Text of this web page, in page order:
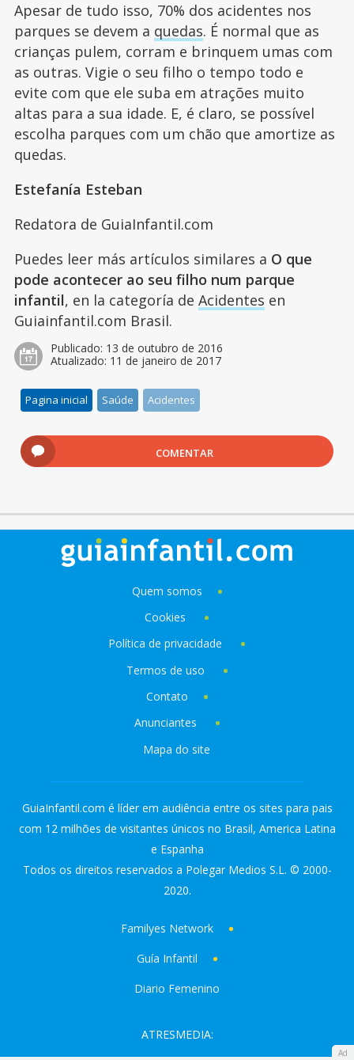
Apesar de tudo isso, 70% dos acidentes nos
parques se devem a quedas. É normal que as
crianças pulem, corram e brinquem umas com
as outras. Vigie o seu filho o tempo todo e
evite com que ele suba em atrações muito
altas para a sua idade. E, é claro, se possível
escolha parques com um chão que amortize as
quedas.
Estefanía Esteban
Redatora de GuiaInfantil.com
Puedes leer más artículos similares a O que
pode acontecer ao seu filho num parque
infantil, en la categoría de Acidentes en
Guiainfantil.com Brasil.
Publicado: 13 de outubro de 2016
Atualizado: 11 de janeiro de 2017
Pagina inicial Saúde Acidentes
COMENTAR
Ad
Quem somos
Cookies
Política de privacidade
Termos de uso
Contato
Anunciantes
Mapa do site
GuiaInfantil.com é líder em audiência entre os sites para pais
com 12 milhões de visitantes únicos no Brasil, America Latina
e Espanha
Todos os direitos reservados a Polegar Medios S.L. © 2000-
2020.
Familyes Network
Guía Infantil
Diario Femenino
ATRESMEDIA: